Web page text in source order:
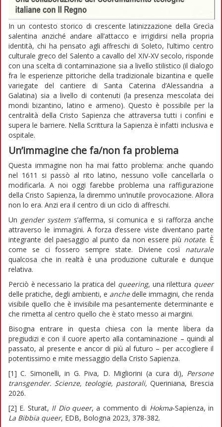
In un contesto storico di crescente latinizzazione della Grecìa
salentina anziché andare all’attacco e irrigidirsi nella propria
identità, chi ha pensato agli affreschi di Soleto, l’ultimo centro
culturale greco del Salento a cavallo del XIV-XV secolo, risponde
con una scelta di contaminazione sia a livello stilistico (il dialogo
fra le esperienze pittoriche della tradizionale bizantina e quelle
variegate del cantiere di Santa Caterina d’Alessandria a
Galatina) sia a livello di contenuti (la presenza mescolata dei
mondi bizantino, latino e armeno). Questo è possibile per la
centralità della Cristo Sapienza che attraversa tutti i confini e
supera le barriere. Nella Scrittura la Sapienza è infatti inclusiva e
ospitale.
Un’immagine che fa/non fa problema
Questa immagine non ha mai fatto problema: anche quando
nel 1611 si passò al rito latino, nessuno volle cancellarla o
modificarla. A noi oggi farebbe problema una raffigurazione
della Cristo Sapienza, la diremmo un’inutile provocazione. Allora
non lo era. Anzi era il centro di un ciclo di affreschi.
Un gender systems’afferma, si comunica e si rafforza anche
attraverso le immagini. A forza d’essere viste diventano parte
integrante del paesaggio al punto da non essere più notate. È
come se ci fossero sempre state. Diviene così naturale
qualcosa che in realtà è una produzione culturale e dunque
relativa.
Perciò è necessario la pratica del queering, una rilettura queer
delle pratiche, degli ambienti, e anchedelle immagini, che renda
visibile quello che è invisibile ma pesantemente determinante e
che rimetta al centro quello che è stato messo ai margini.
Bisogna entrare in questa chiesa con la mente libera da
pregiudizi e con il cuore aperto alla contaminazione – quindi al
passato, al presente e ancor di più al futuro – per accogliere il
potentissimo e mite messaggio della Cristo Sapienza.
[1] C. Simonelli, in G. Piva, D. Migliorini (a cura di), Persone
transgender. Scienze, teologie, pastorali, Queriniana, Brescia
2026.
[2] E. Sturat, Il Dio queer, a commento di Hokma-Sapienza, in
La Bibbia queer, EDB, Bologna 2023, 378-382.